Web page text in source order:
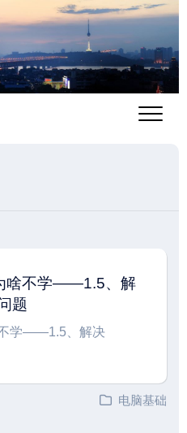
啥不学——1.5、解
题
学——1.5、解决
电脑基础